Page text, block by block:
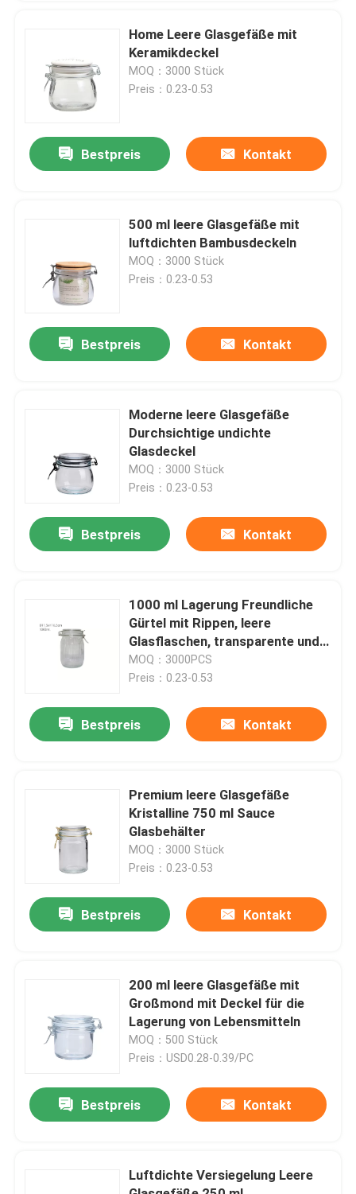
Zu Hause
Über uns
Qualitätskontrolle
Bitte um ein Angebot
Leere Glasgefäße
Glasdiffusor-Flaschen
Home Leere Glasgefäße mit
Keramikdeckel
MOQ：3000 Stück
Preis：0.23-0.53
Bestpreis Kontakt
500 ml leere Glasgefäße mit
luftdichten Bambusdeckeln
MOQ：3000 Stück
Preis：0.23-0.53
Bestpreis Kontakt
Moderne leere Glasgefäße
Durchsichtige undichte
Glasdeckel
MOQ：3000 Stück
Preis：0.23-0.53
Bestpreis Kontakt
1000 ml Lagerung Freundliche
Gürtel mit Rippen, leere
Glasflaschen, transparente und
langlebige Kapazität
MOQ：3000PCS
Preis：0.23-0.53
Bestpreis Kontakt
Premium leere Glasgefäße
Kristalline 750 ml Sauce
Glasbehälter
MOQ：3000 Stück
Preis：0.23-0.53
Bestpreis Kontakt
200 ml leere Glasgefäße mit
Großmond mit Deckel für die
Lagerung von Lebensmitteln
MOQ：500 Stück
Preis：USD0.28-0.39/PC
Bestpreis Kontakt
Luftdichte Versiegelung Leere